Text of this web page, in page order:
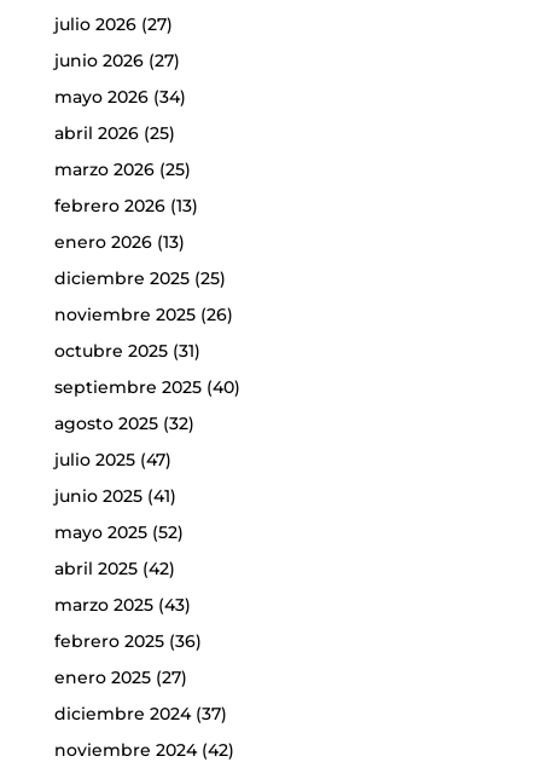
julio 2026(27)
junio 2026(27)
mayo 2026(34)
abril 2026(25)
marzo 2026(25)
febrero 2026(13)
enero 2026(13)
diciembre 2025(25)
noviembre 2025(26)
octubre 2025(31)
septiembre 2025(40)
agosto 2025(32)
julio 2025(47)
junio 2025(41)
mayo 2025(52)
abril 2025(42)
marzo 2025(43)
febrero 2025(36)
enero 2025(27)
diciembre 2024(37)
noviembre 2024(42)